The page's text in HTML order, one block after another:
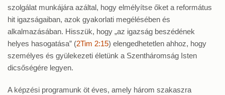
szolgálat munkájára azáltal, hogy elmélyítse őket a református
hit igazságaiban, azok gyakorlati megélésében és
alkalmazásában. Hisszük, hogy „az igazság beszédének
helyes hasogatása” (2Tim 2:15) elengedhetetlen ahhoz, hogy
személyes és gyülekezeti életünk a Szentháromság Isten
dicsőségére legyen.
A képzési programunk öt éves, amely három szakaszra